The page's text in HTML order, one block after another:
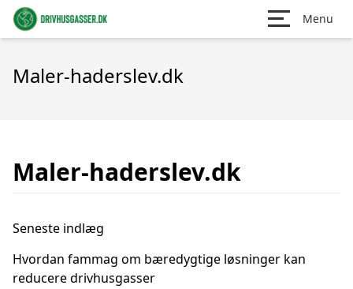
Menu
Maler-haderslev.dk
Maler-haderslev.dk
Seneste indlæg
Hvordan fammag om bæredygtige løsninger kan
reducere drivhusgasser